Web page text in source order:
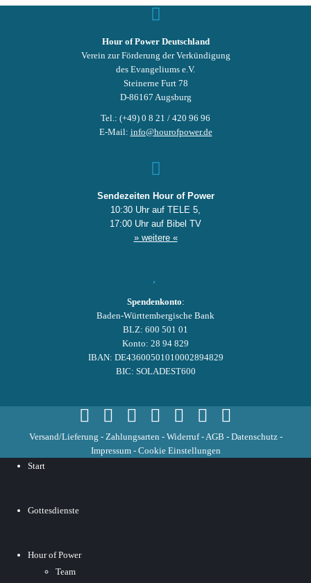
Hour of Power Deutschland
Verein zur Förderung der Verkündigung
des Evangeliums e.V.
Steinerne Furt 78
D-86167 Augsburg
Tel.: (+49) 0 8 21 / 420 96 96
E-Mail: info@hourofpower.de
Sendezeiten Hour of Power
10:30 Uhr auf TELE 5,
17:00 Uhr auf Bibel TV
» weitere «
Spendenkonto:
Baden-Württembergische Bank
BLZ: 600 501 01
Konto: 28 94 829
IBAN: DE43600501010002894829
BIC: SOLADEST600
Versand/Lieferung - Zahlungsarten - Widerruf-AGB - Datenschutz-
Impressum- Cookie Einstellungen
Start
Gottesdienste
Hour of Power
Team